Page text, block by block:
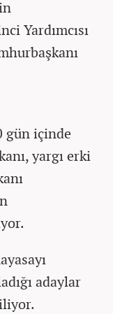
Yardımcısı
gün içinde
yargı erki
adaylar